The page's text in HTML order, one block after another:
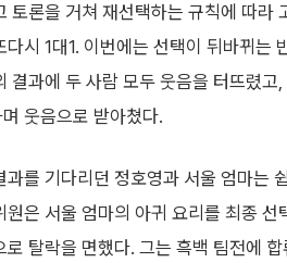
토론을 거쳐 재선택하는 규칙에 따라
다시 1대1. 이번에는 선택이 뒤바뀌는
결과에 두 사람 모두 웃음을 터뜨렸
웃음으로 받아쳤다.
과를 기다리던 정호영과 서울 엄마는
원은 서울 엄마의 아귀 요리를 최종
로 탈락을 면했다. 그는 흑백 팀전에